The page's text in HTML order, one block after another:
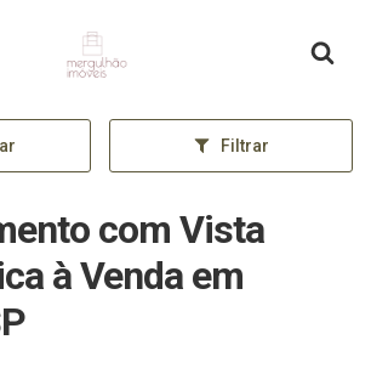
Página inicial
Filtrar
com Vista
à Venda em